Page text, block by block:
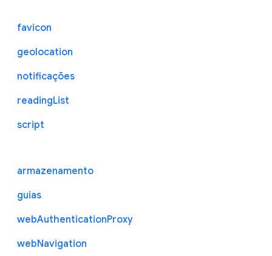
favicon
geolocation
notificações
readingList
script
armazenamento
guias
webAuthenticationProxy
webNavigation